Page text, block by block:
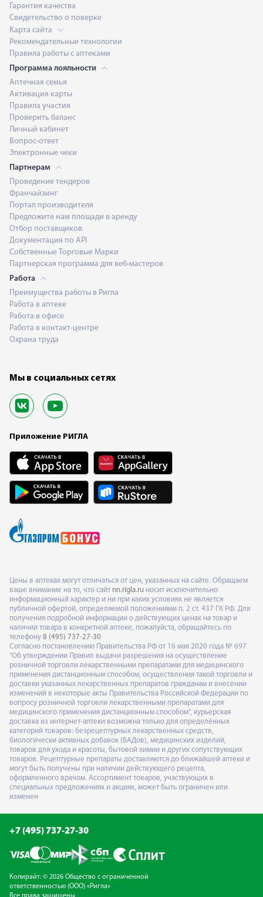
Гарантия качества
Свидетельство о поверке
Карта сайта
Рекомендательные технологии
Правила работы с аптеками
Программа лояльности
Аптечная семья
Активация карты
Правила участия
Проверить баланс
Личный кабинет
Вопрос-ответ
Электронные чеки
Партнерам
Проведение тендеров
Франчайзинг
Портал производителя
Предложите нам площади в аренду
Отбор поставщиков
Документация по API
Собственные Торговые Марки
Партнерская программа для веб-мастеров
Работа
Преимущества работы в Ригла
Работа в аптеке
Работа в офисе
Работа в контакт-центре
Охрана труда
Мы в социальных сетях
Приложение РИГЛА
Цены в аптеках могут отличаться от цен, указанных на сайте. Обращаем
ваше внимание на то, что сайт nn.rigla.ru носит исключительно
информационный характер и ни при каких условиях не является
публичной офертой, определяемой положениями п. 2 ст. 437 ГК РФ. Для
получения подробной информации о действующих ценах на товар и
наличии товара в конкретной аптеке, пожалуйста, обращайтесь по
телефону 8 (495) 737-27-30
Согласно постановлению Правительства РФ от 16 мая 2020 года № 697
"Об утверждении Правил выдачи разрешения на осуществление
розничной торговли лекарственными препаратами для медицинского
применения дистанционным способом, осуществления такой торговли и
доставки указанных лекарственных препаратов гражданам и внесении
изменений в некоторые акты Правительства Российской Федерации по
вопросу розничной торговли лекарственными препаратами для
медицинского применения дистанционным способом", курьерская
доставка из интернет-аптеки возможна только для определённых
категорий товаров: безрецептурных лекарственных средств,
биологически активных добавок (БАДов), медицинских изделий,
товаров для ухода и красоты, бытовой химии и других сопутствующих
товаров. Рецептурные препараты доставляются до ближайшей аптеки и
могут быть получены при наличии действующего рецепта,
оформленного врачом. Ассортимент товаров, участвующих в
специальных предложениях и акциях, может быть ограничен или
изменен
+7 (495) 737-27-30
Копирайт: © 2026 Общество с ограниченной
ответственностью (ООО) «Ригла»